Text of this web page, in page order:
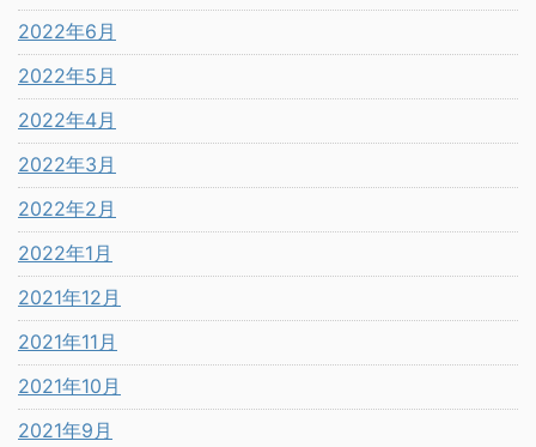
2022年6月
2022年5月
2022年4月
2022年3月
2022年2月
2022年1月
2021年12月
2021年11月
2021年10月
2021年9月